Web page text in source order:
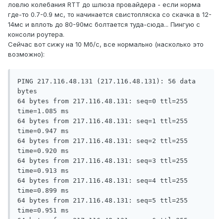
ловлю колебания RTT до шлюза провайдера - если норма
где-то 0.7-0.9 мс, то начинается свистопляска со скачка в 12-
14мс и вплоть до 80-90мс болтается туда-сюда... Пингую с
консоли роутера.
Сейчас вот сижу на 10 Мб/с, все нормально (насколько это
возможно):
PING 217.116.48.131 (217.116.48.131): 56 data
bytes
64 bytes from 217.116.48.131: seq=0 ttl=255
time=1.085 ms
64 bytes from 217.116.48.131: seq=1 ttl=255
time=0.947 ms
64 bytes from 217.116.48.131: seq=2 ttl=255
time=0.920 ms
64 bytes from 217.116.48.131: seq=3 ttl=255
time=0.913 ms
64 bytes from 217.116.48.131: seq=4 ttl=255
time=0.899 ms
64 bytes from 217.116.48.131: seq=5 ttl=255
time=0.951 ms